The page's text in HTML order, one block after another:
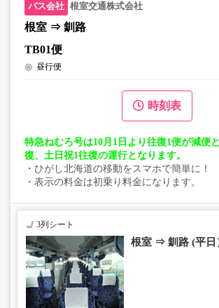
根室交通株式会社
根室 ⇒ 釧路
TB01便
昼行便
時刻表
特急ねむろ号は10月1日より往復1便が減便
復、土日祝1往復の運行となります。
・ひがし北海道の移動をスマホで簡単に！
・表示の料金は初乗り料金になります。
3列シート
根室 ⇒ 釧路 (平日